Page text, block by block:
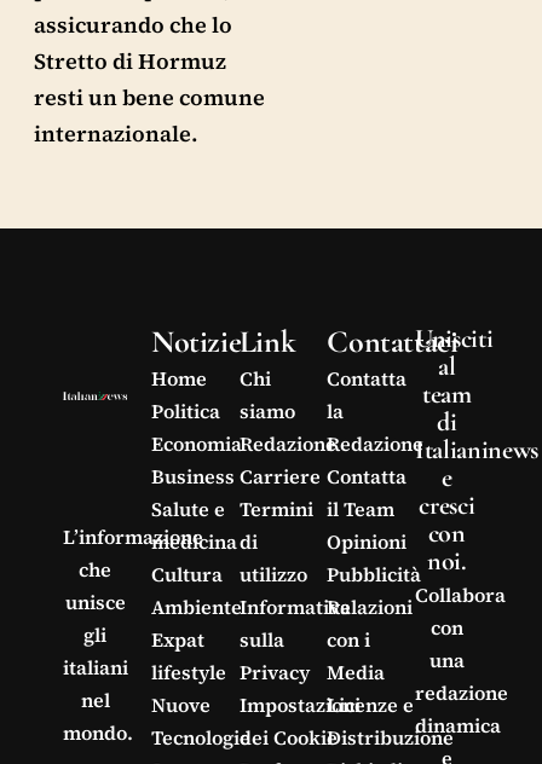
assicurando che lo
Stretto di Hormuz
resti un bene comune
internazionale.
L’informazione
che
unisce
gli
italiani
nel
mondo.
Notizie
Home
Politica
Economia
Business
Salute e
medicina
Cultura
Ambiente
Expat
lifestyle
Nuove
Tecnologie
Link
Chi
siamo
Redazione
Carriere
Termini
di
utilizzo
Informativa
sulla
Privacy
Impostazioni
dei Cookie
Contattaci
Contatta
la
Redazione
Contatta
il Team
Opinioni
Pubblicità
Relazioni
con i
Media
Licenze e
Distribuzione
Unisciti
al
team
di
Italianinews
e
cresci
con
noi.
Collabora
con
una
redazione
dinamica
e